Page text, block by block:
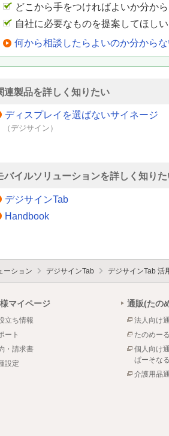
どこから手をつければよいか分か
自社に必要なものを提案してほしい
何から相談したらよいのか分から
連製品を詳しく知りたい
ディスプレイを選ばないサイネージ
（デジサイン）
バイルソリューションを詳しく知りた
デジサインTab
Handbook
ーション デジサインTab デジサインTab 活
マイページ
立ち情報
ート
・請求書
設定
通販(たの
法人向け
たのめー
個人向け
ぱーそな
介護用品